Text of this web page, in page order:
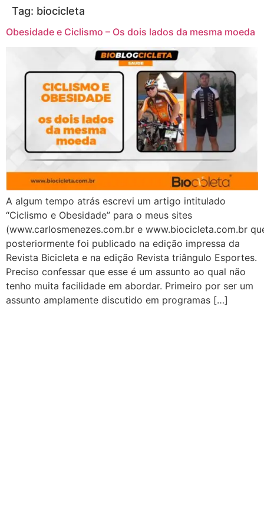
Tag: biocicleta
Obesidade e Ciclismo – Os dois lados da mesma moeda
A algum tempo atrás escrevi um artigo intitulado
“Ciclismo e Obesidade” para o meus sites
(www.carlosmenezes.com.br e www.biocicleta.com.br
posteriormente foi publicado na edição impressa da
Revista Bicicleta e na edição Revista triângulo Esportes.
Preciso confessar que esse é um assunto ao qual não
tenho muita facilidade em abordar. Primeiro por ser um
assunto amplamente discutido em programas […]